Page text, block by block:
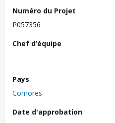
Numéro du Projet
P057356
Chef d’équipe
Pays
Comores
Date d'approbation